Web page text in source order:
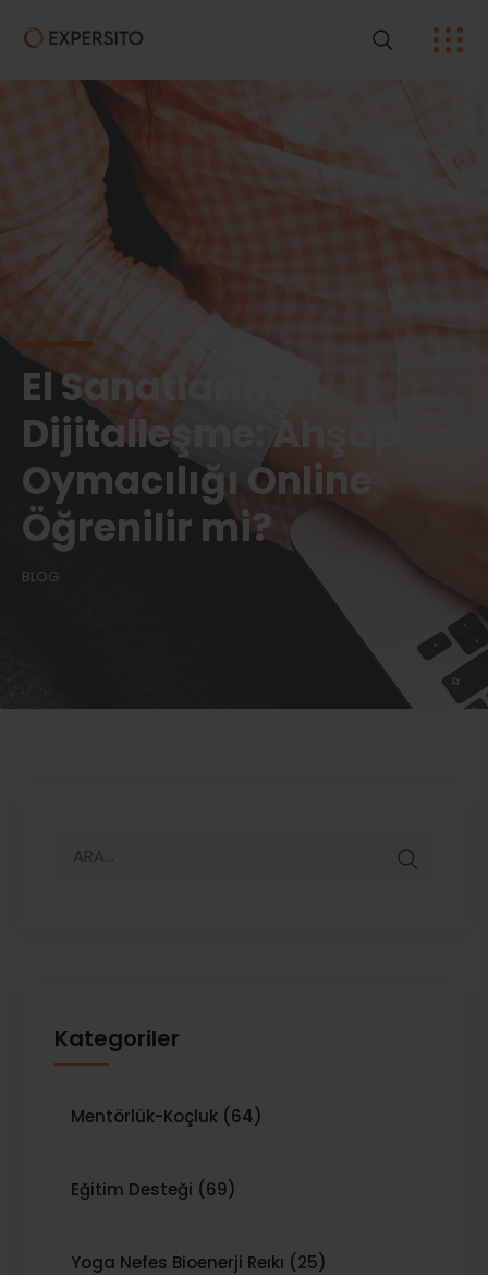
El Sanatlarında
Dijitalleşme: Ahşap
Oymacılığı Online
Öğrenilir mi?
BLOG
Kategoriler
Mentörlük-Koçluk (64)
Eğitim Desteği (69)
Yoga Nefes Bioenerji Reıkı (25)